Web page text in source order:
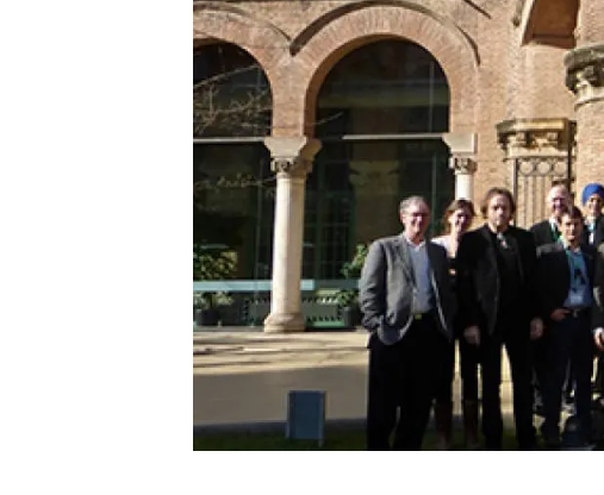
Open Science & Knowledge Management
Documentation